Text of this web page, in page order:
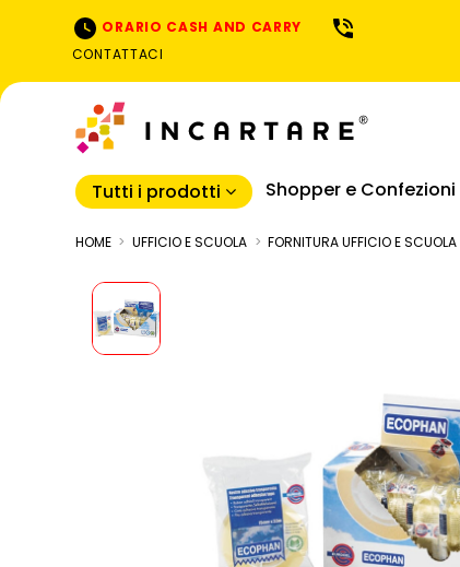
ORARIO CASH AND CARRY
CONTATTACI
Tutti i prodotti Shopper e Confezioni
HOME UFFICIO E SCUOLA FORNITURA UFFICIO E SCUOLA